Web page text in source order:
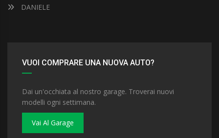
DANIELE
VUOI COMPRARE UNA NUOVA AUTO?
Dai un'occhiata al nostro garage. Troverai nuovi
modelli ogni settimana.
Vai Al Garage